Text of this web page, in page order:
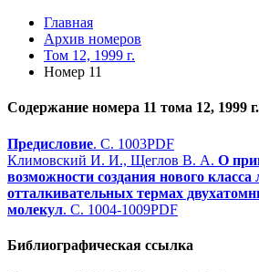
Главная
Архив номеров
Том 12, 1999 г.
Номер 11
Содержание номера 11 тома 12, 1999 г.
Предисловие. С. 1003PDF
Климовский И. И., Щеглов В. А. О
возможности создания нового класса
отталкивательных термах
молекул. С. 1004-1009PDF
Библиографическая ссылка